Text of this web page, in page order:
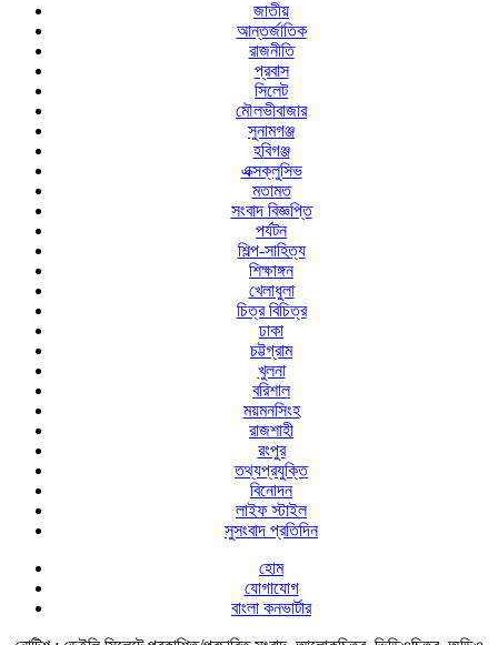
জাতীয়
আন্তর্জাতিক
রাজনীতি
প্রবাস
সিলেট
মৌলভীবাজার
সুনামগঞ্জ
হবিগঞ্জ
এক্সক্লুসিভ
মতামত
সংবাদ বিজ্ঞপ্তি
পর্যটন
শিল্প-সাহিত্য
শিক্ষাঙ্গন
খেলাধুলা
চিত্র বিচিত্র
ঢাকা
চট্টগ্রাম
খুলনা
বরিশাল
ময়মনসিংহ
রাজশাহী
রংপুর
তথ্যপ্রযুক্তি
বিনোদন
লাইফ স্টাইল
সুসংবাদ প্রতিদিন
হোম
যোগাযোগ
বাংলা কনভার্টার